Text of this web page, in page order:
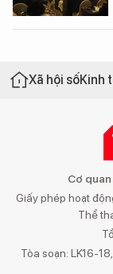
Xã hội sốKinh
Cơ
Giấy phép hoạt
Thể
Tòa soạn: LK16-